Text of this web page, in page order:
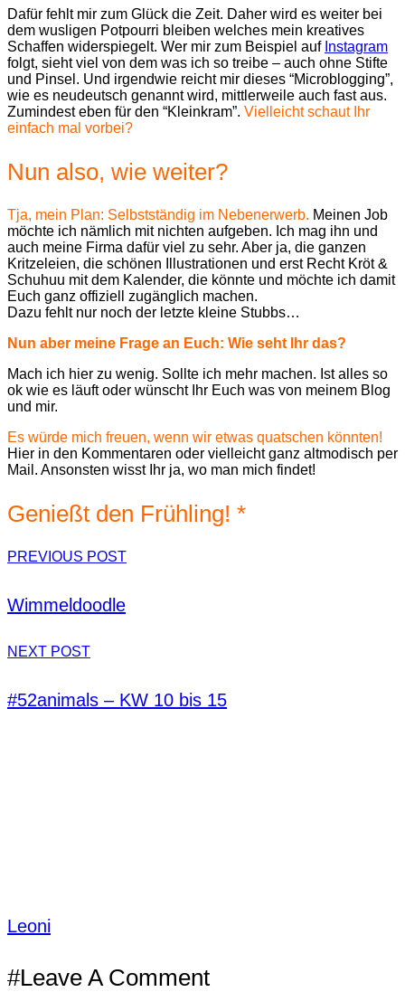
Dafür fehlt mir zum Glück die Zeit. Daher wird es weiter bei
dem wusligen Potpourri bleiben welches mein kreatives
Schaffen widerspiegelt. Wer mir zum Beispiel auf Instagram
folgt, sieht viel von dem was ich so treibe – auch ohne Stifte
und Pinsel. Und irgendwie reicht mir dieses “Microblogging”,
wie es neudeutsch genannt wird, mittlerweile auch fast aus.
Zumindest eben für den “Kleinkram”. Vielleicht schaut Ihr
einfach mal vorbei?
Nun also, wie weiter?
Tja, mein Plan: Selbstständig im Nebenerwerb. Meinen Job
möchte ich nämlich mit nichten aufgeben. Ich mag ihn und
auch meine Firma dafür viel zu sehr. Aber ja, die ganzen
Kritzeleien, die schönen Illustrationen und erst Recht Kröt &
Schuhuu mit dem Kalender, die könnte und möchte ich damit
Euch ganz offiziell zugänglich machen.
Dazu fehlt nur noch der letzte kleine Stubbs…
Nun aber meine Frage an Euch: Wie seht Ihr das?
Mach ich hier zu wenig. Sollte ich mehr machen. Ist alles so
ok wie es läuft oder wünscht Ihr Euch was von meinem Blog
und mir.
Es würde mich freuen, wenn wir etwas quatschen könnten!
Hier in den Kommentaren oder vielleicht ganz altmodisch per
Mail. Ansonsten wisst Ihr ja, wo man mich findet!
Genießt den Frühling! *
PREVIOUS POST
Wimmeldoodle
NEXT POST
#52animals – KW 10 bis 15
Leoni
#Leave A Comment